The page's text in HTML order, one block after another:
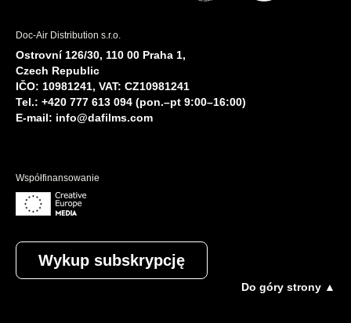
Doc-Air Distribution s.r.o.
Ostrovní 126/30, 110 00 Praha 1,
Czech Republic
IČO: 10981241, VAT: CZ10981241
Tel.: +420 777 613 094 (pon.–pt 9:00–16:00)
E-mail: info@dafilms.com
Współfinansowanie
Wykup subskrypcję
Do góry strony ▲